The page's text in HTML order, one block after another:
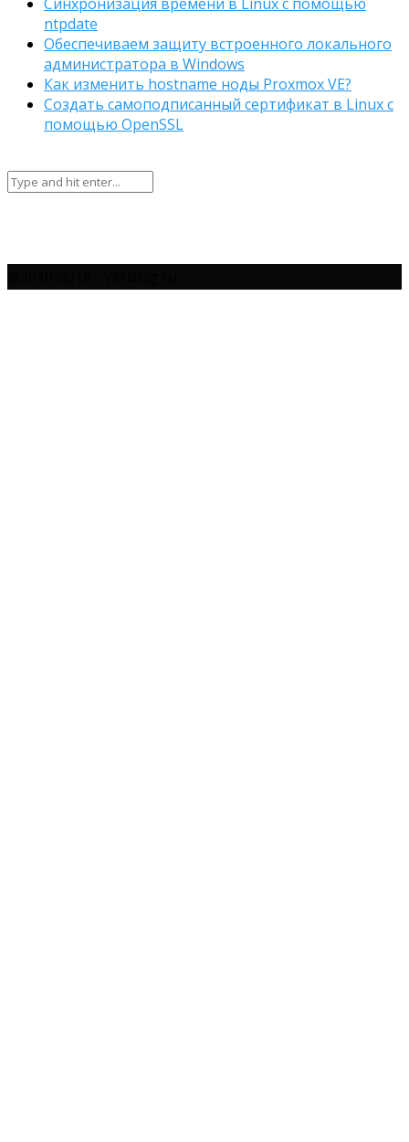
ntpdate
Обеспечиваем защиту встроенного локального
администратора в Windows
Как изменить hostname ноды Proxmox VE?
Создать самоподписанный сертификат в Linux с
помощью OpenSSL